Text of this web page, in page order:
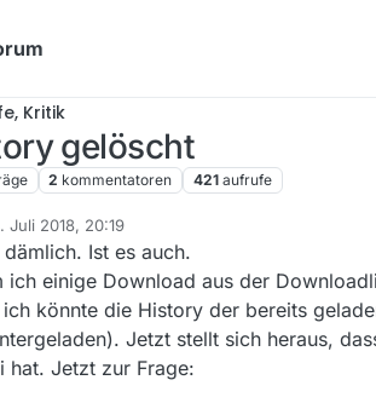
Kritik
gelöscht
2 kommentatoren 421 aufrufe
Juli 2018, 20:19
Ist es auch.
ich einige Download aus der
könnte die History der bereits
Jetzt stellt sich heraus,
hat. Jetzt zur Frage: